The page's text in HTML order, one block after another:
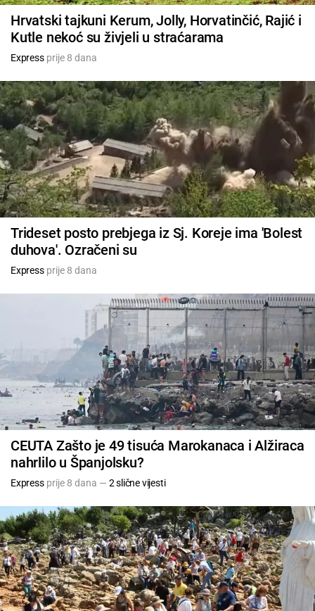
Hrvatski tajkuni Kerum, Jolly, Horvatinčić, Rajić i
Kutle nekoć su živjeli u straćarama
Expressprije 8 dana
Trideset posto prebjega iz Sj. Koreje ima 'Bolest
duhova'. Ozračeni su
Expressprije 8 dana
CEUTA Zašto je 49 tisuća Marokanaca i Alžiraca
nahrlilo u Španjolsku?
Expressprije 8 dana — 2 slične vijesti